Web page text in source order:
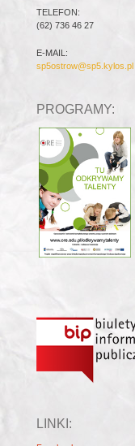
TELEFON:
(62) 736 46 27
E-MAIL:
sp5ostrow@sp5.kylos.pl
PROGRAMY:
LINKI: